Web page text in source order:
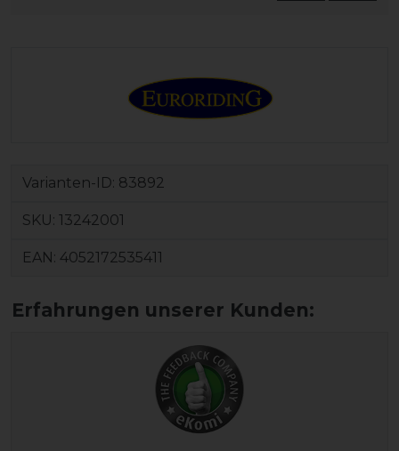
Varianten-ID: 83892
SKU: 13242001
EAN: 4052172535411